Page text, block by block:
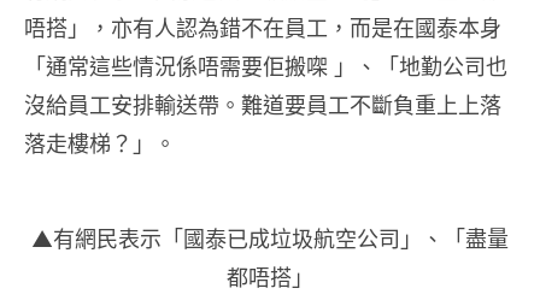
唔搭」，亦有人認為錯不在員工，而是在國泰本身
「通常這些情況係唔需要佢搬㗎 」、「地勤公司也
沒給員工安排輸送帶。難道要員工不斷負重上上落
落走樓梯？」。
▲有網民表示「國泰已成垃圾航空公司」、「盡量
都唔搭」